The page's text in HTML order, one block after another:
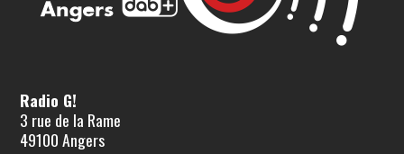
Radio G!
3 rue de la Rame
49100 Angers